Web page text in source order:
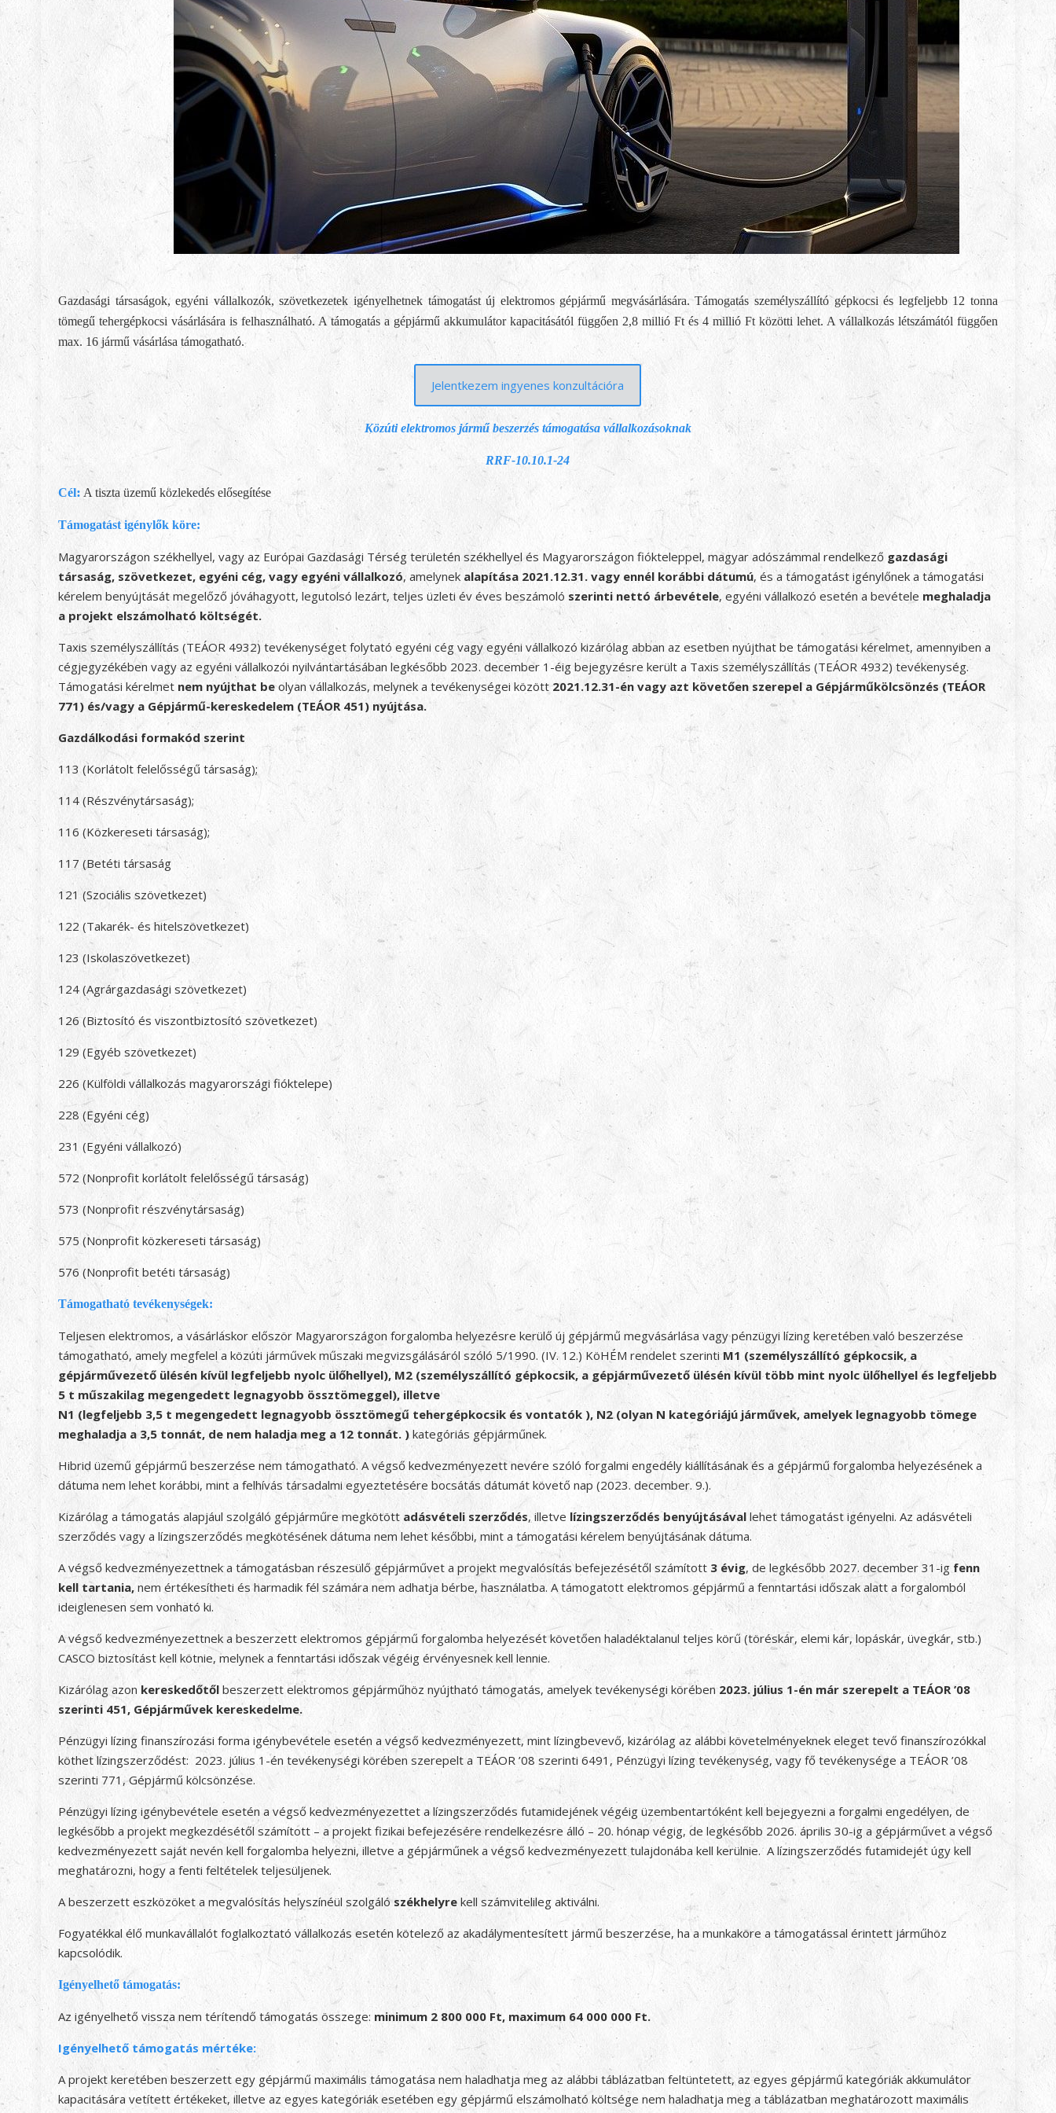
Gazdasági társaságok, egyéni vállalkozók, szövetkezetek igényelhetnek támogatást új elektromos gépjármű megvásárlására. Támogatás személyszállító gépkocsi és legfeljebb 12 tonna
tömegű tehergépkocsi vásárlására is felhasználható. A támogatás a gépjármű akkumulátor kapacitásától függően 2,8 millió Ft és 4 millió Ft közötti lehet. A vállalkozás létszámától függően
max. 16 jármű vásárlása támogatható.
Jelentkezem ingyenes konzultációra
Közúti elektromos jármű beszerzés támogatása vállalkozásoknak
RRF-10.10.1-24
Cél: A tiszta üzemű közlekedés elősegítése
Támogatást igénylők köre:
Magyarországon székhellyel, vagy az Európai Gazdasági Térség területén székhellyel és Magyarországon fiókteleppel, magyar adószámmal rendelkező gazdasági
társaság, szövetkezet, egyéni cég, vagy egyéni vállalkozó, amelynek alapítása 2021.12.31. vagy ennél korábbi dátumú, és a támogatást igénylőnek a támogatási
kérelem benyújtását megelőző jóváhagyott, legutolsó lezárt, teljes üzleti év éves beszámoló szerinti nettó árbevétele, egyéni vállalkozó esetén a bevétele meghaladja
a projekt elszámolható költségét.
Taxis személyszállítás (TEÁOR 4932) tevékenységet folytató egyéni cég vagy egyéni vállalkozó kizárólag abban az esetben nyújthat be támogatási kérelmet, amennyiben a
cégjegyzékében vagy az egyéni vállalkozói nyilvántartásában legkésőbb 2023. december 1-éig bejegyzésre került a Taxis személyszállítás (TEÁOR 4932) tevékenység.
Támogatási kérelmet nem nyújthat beolyan vállalkozás, melynek a tevékenységei között2021.12.31-én vagy azt követően szerepel a Gépjárműkölcsönzés (TEÁOR
771) és/vagy a Gépjármű-kereskedelem (TEÁOR 451) nyújtása.
Gazdálkodási formakód szerint
113 (Korlátolt felelősségű társaság);
114 (Részvénytársaság);
116 (Közkereseti társaság);
117 (Betéti társaság
121 (Szociális szövetkezet)
122 (Takarék- és hitelszövetkezet)
123 (Iskolaszövetkezet)
124 (Agrárgazdasági szövetkezet)
126 (Biztosító és viszontbiztosító szövetkezet)
129 (Egyéb szövetkezet)
226 (Külföldi vállalkozás magyarországi fióktelepe)
228 (Egyéni cég)
231 (Egyéni vállalkozó)
572 (Nonprofit korlátolt felelősségű társaság)
573 (Nonprofit részvénytársaság)
575 (Nonprofit közkereseti társaság)
576 (Nonprofit betéti társaság)
Támogatható tevékenységek:
Teljesen elektromos, a vásárláskor először Magyarországon forgalomba helyezésre kerülő új gépjármű megvásárlása vagy pénzügyi lízing keretében való beszerzése
támogatható, amely megfelel a közúti járművek műszaki megvizsgálásáról szóló 5/1990. (IV. 12.) KöHÉM rendelet szerintiM1 (személyszállító gépkocsik, a
gépjárművezető ülésén kívül legfeljebb nyolc ülőhellyel), M2 (személyszállító gépkocsik, a gépjárművezető ülésén kívül több mint nyolc ülőhellyel és legfeljebb
5 t műszakilag megengedett legnagyobb össztömeggel), illetve
N1 (legfeljebb 3,5 t megengedett legnagyobb össztömegű tehergépkocsik és vontatók ), N2 (olyan N kategóriájú járművek, amelyek legnagyobb tömege
meghaladja a 3,5 tonnát, de nem haladja meg a 12 tonnát. )kategóriás gépjárműnek.
Hibrid üzemű gépjármű beszerzése nem támogatható. A végső kedvezményezett nevére szóló forgalmi engedély kiállításának és a gépjármű forgalomba helyezésének a
dátuma nem lehet korábbi, mint a felhívás társadalmi egyeztetésére bocsátás dátumát követő nap (2023. december. 9.).
Kizárólag a támogatás alapjául szolgáló gépjárműre megkötött adásvételi szerződés, illetve lízingszerződés benyújtásával lehet támogatást igényelni. Az adásvételi
szerződés vagy a lízingszerződés megkötésének dátuma nem lehet későbbi, mint a támogatási kérelem benyújtásának dátuma.
A végső kedvezményezettnek a támogatásban részesülő gépjárművet a projekt megvalósítás befejezésétől számított 3 évig, de legkésőbb 2027. december 31-ig fenn
kell tartania,nem értékesítheti és harmadik fél számára nem adhatja bérbe, használatba. A támogatott elektromos gépjármű a fenntartási időszak alatt a forgalomból
ideiglenesen sem vonható ki.
A végső kedvezményezettnek a beszerzett elektromos gépjármű forgalomba helyezését követően haladéktalanul teljes körű (töréskár, elemi kár, lopáskár, üvegkár, stb.)
CASCO biztosítást kell kötnie, melynek a fenntartási időszak végéig érvényesnek kell lennie.
Kizárólag azon kereskedőtől beszerzett elektromos gépjárműhöz nyújtható támogatás, amelyek tevékenységi körében2023. július 1-én már szerepelt a TEÁOR ’08
szerinti 451, Gépjárművek kereskedelme.
Pénzügyi lízing finanszírozási forma igénybevétele esetén a végső kedvezményezett, mint lízingbevevő, kizárólag az alábbi követelményeknek eleget tevő finanszírozókkal
köthet lízingszerződést: 2023. július 1-én tevékenységi körében szerepelt a TEÁOR ’08 szerinti 6491, Pénzügyi lízing tevékenység, vagy fő tevékenysége a TEÁOR ’08
szerinti 771, Gépjármű kölcsönzése.
Pénzügyi lízing igénybevétele esetén a végső kedvezményezettet a lízingszerződés futamidejének végéig üzembentartóként kell bejegyezni a forgalmi engedélyen, de
legkésőbb a projekt megkezdésétől számított – a projekt fizikai befejezésére rendelkezésre álló – 20. hónap végig, de legkésőbb 2026. április 30-ig a gépjárművet a végső
kedvezményezett saját nevén kell forgalomba helyezni, illetve a gépjárműnek a végső kedvezményezett tulajdonába kell kerülnie. A lízingszerződés futamidejét úgy kell
meghatározni, hogy a fenti feltételek teljesüljenek.
A beszerzett eszközöket a megvalósítás helyszínéül szolgálószékhelyre kell számvitelileg aktiválni.
Fogyatékkal élő munkavállalót foglalkoztató vállalkozás esetén kötelező az akadálymentesített jármű beszerzése, ha a munkaköre a támogatással érintett járműhöz
kapcsolódik.
Igényelhető támogatás:
Az igényelhető vissza nem térítendő támogatás összege: minimum 2 800 000 Ft, maximum 64 000 000 Ft.
Igényelhető támogatás mértéke:
A projekt keretében beszerzett egy gépjármű maximális támogatása nem haladhatja meg az alábbi táblázatban feltüntetett, az egyes gépjármű kategóriák akkumulátor
kapacitására vetített értékeket, illetve az egyes kategóriák esetében egy gépjármű elszámolható költsége nem haladhatja meg a táblázatban meghatározott maximális